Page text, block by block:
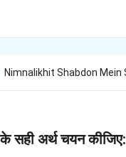
Nimnalikhit Shabdon Mein
सही अर्थ चयन कीजिए: